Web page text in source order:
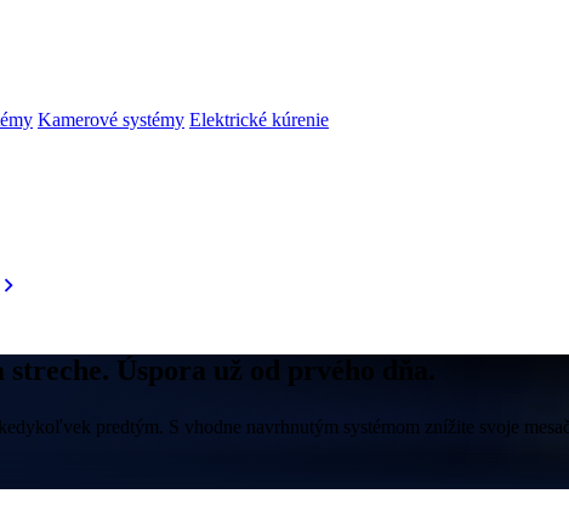
Kamerové systémy Elektrické kúrenie
Úspora už od prvého dňa.
predtým. S vhodne navrhnutým systémom znížite svoje